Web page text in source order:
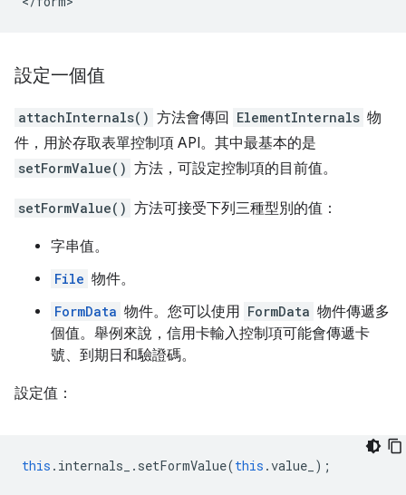
設定一個值
attachInternals() 方法會傳回 ElementInternals 物
件，用於存取表單控制項 API。其中最基本的是
setFormValue() 方法，可設定控制項的目前值。
setFormValue() 方法可接受下列三種型別的值：
字串值。
File 物件。
FormData 物件。您可以使用 FormData 物件傳遞多
個值。舉例來說，信用卡輸入控制項可能會傳遞卡
號、到期日和驗證碼。
設定值：
this . internals_ . setFormValue(this .value_ );